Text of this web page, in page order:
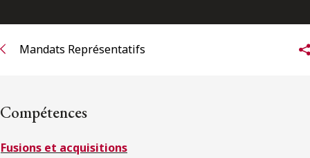
S’abonner aux articles Osler
S’abonner
Mandats Représentatifs
Compétences
Fusions et acquisitions